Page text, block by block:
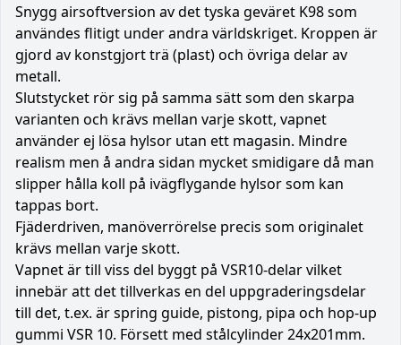
Snygg airsoftversion av det tyska geväret K98 som
användes flitigt under andra världskriget. Kroppen är
gjord av konstgjort trä (plast) och övriga delar av
metall.
Slutstycket rör sig på samma sätt som den skarpa
varianten och krävs mellan varje skott, vapnet
använder ej lösa hylsor utan ett magasin. Mindre
realism men å andra sidan mycket smidigare då man
slipper hålla koll på ivägflygande hylsor som kan
tappas bort.
Fjäderdriven, manöverrörelse precis som originalet
krävs mellan varje skott.
Vapnet är till viss del byggt på VSR10-delar vilket
innebär att det tillverkas en del uppgraderingsdelar
till det, t.ex. är spring guide, pistong, pipa och hop-up
gummi VSR 10. Försett med stålcylinder 24x201mm.